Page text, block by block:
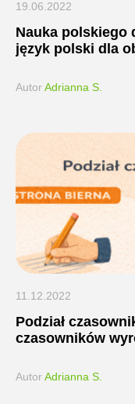
19.06.2022
Nauka polskiego
język polski dla
AutorAdrianna S.
11.12.2022
Podział
czasowników
AutorAdrianna S.